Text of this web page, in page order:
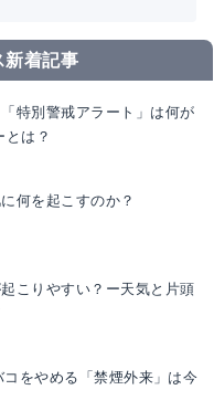
新着記事
特別警戒アラート」は何が
とは？
何を起こすのか？
こりやすい？ー天気と片頭
コをやめる「禁煙外来」は今